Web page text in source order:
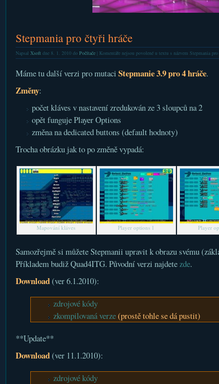
Stepmania pro čtyři hráče
Napsal Xsoftdne 8. 1. 2010 do Počítače| Komentáře nejsou povolenéu textu s názvem Stepmania pro
Máme tu další verzi pro mutaci Stepmanie 3.9 pro 4 hráče.
Změny:
počet kláves v nastavení zredukován ze 3 sloupců na 2
opět funguje Player Options
změna na dedicated buttons (default hodnoty)
Trocha obrázku jak to po změně vypadá:
Mapování kláves Player options 1 Player
Samozřejmě si můžete Stepmanii upravit k obrazu svému
Příkladem budiž Quad4ITG. Původní verzi najdetezde.
Download(ver 6.1.2010):
zdrojové kódy
zkompilovaná verze(prostě tohle se dá pustit)
**Update**
Download(ver 11.1.2010):
zdrojové kódy